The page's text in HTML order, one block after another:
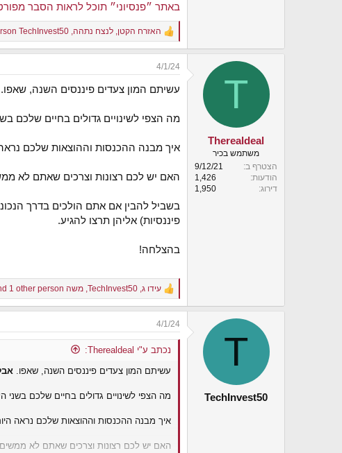
באתר ״פנסיוני״ תוכל לראות הסבר
R
e
c
i
s
האזרח הקטן, לנצח נתהה,
TechInvest50
T
Therealdeal
משתמש בכיר
הצטרף ב
9/12/21
הודעות
1,426
דירוג
1,950
4/1/24
עשיתם המון צעדים פיננסים השנה, שאפו.
מה הצפי לשינויים גדולים בחיים שלכם
איך מבנה ההכנסות וההוצאות שלכם
האם יש לכם רצונות וצרכים שאתם לא
בשביל להבין אם אתם הולכים בדרך
פיננסיות) אליהן תרצו להגיע.
בהצלחה!
R
e
c
t
עידו ג TechInvest50 משה
T
TechInvest50
4/1/24
נכתב ע"י Therealdeal:
עשיתם המון צעדים פיננסים השנה, שאפו.
מה הצפי לשינויים גדולים בחיים שלכם
איך מבנה ההכנסות וההוצאות שלכם נראה
האם יש לכם רצונות וצרכים שאתם לא ממשים